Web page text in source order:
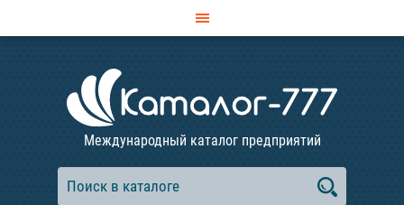
Международный каталог предприятий